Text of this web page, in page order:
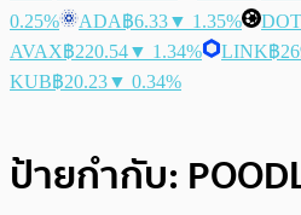
0.25%
ADA฿6.33▼ 1.35% DOT
AVAX฿220.54▼ 1.34% LINK฿
KUB฿20.23▼ 0.34%
ป้ายกำกับ: